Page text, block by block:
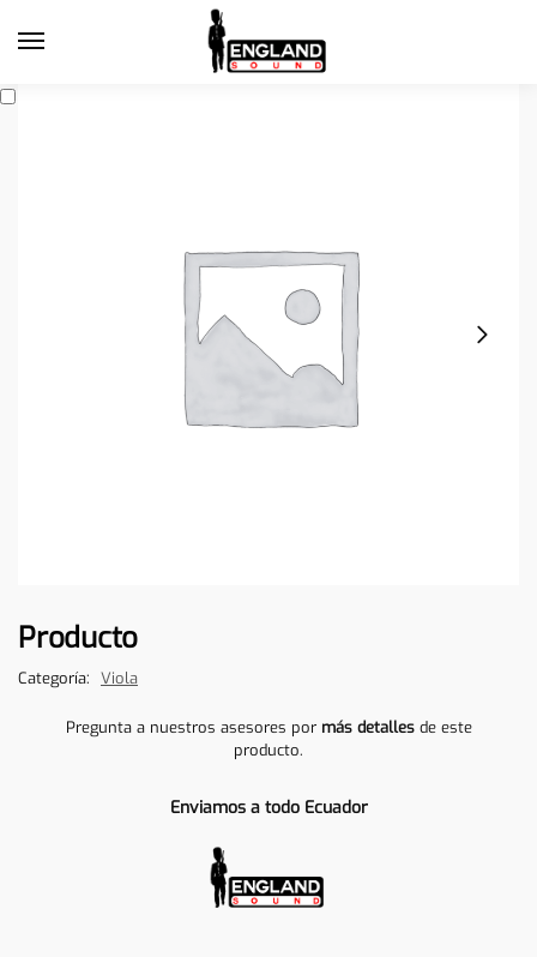
Producto
Categoría: Viola
Pregunta a nuestros asesores por más detallesde este
producto.
Enviamos a todo Ecuador